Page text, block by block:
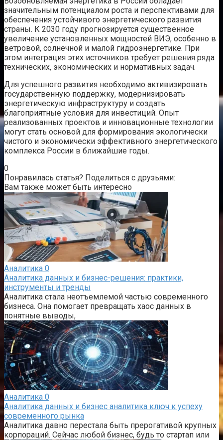
значительным потенциалом роста и перспективами для
обеспечения устойчивого энергетического развития
страны. К 2030 году прогнозируется существенное
увеличение установленных мощностей ВИЭ, особенно в
ветровой, солнечной и малой гидроэнергетике. При
этом интеграция этих источников требует решения ряда
технических, экономических и нормативных задач.
Для успешного развития необходимо активизировать
государственную поддержку, модернизировать
энергетическую инфраструктуру и создать
благоприятные условия для инвестиций. Опыт
реализованных проектов и инновационные технологии
могут стать основой для формирования экологически
чистого и экономически эффективного энергетического
комплекса России в ближайшие годы.
0
Понравилась статья? Поделиться с друзьями:
Вам также может быть интересно
Аналитика 0
Аналитика данных и бизнес-решения: практики,
инструменты и тренды
Аналитика стала неотъемлемой частью современного
бизнеса. Она помогает превращать хаос данных в
понятные выводы,
Аналитика 0
Аналитика данных и бизнес аналитика ключ к успеху
современного рынка
Аналитика давно перестала быть прерогативой крупных
корпораций. Сейчас любой бизнес, будь то стартап или